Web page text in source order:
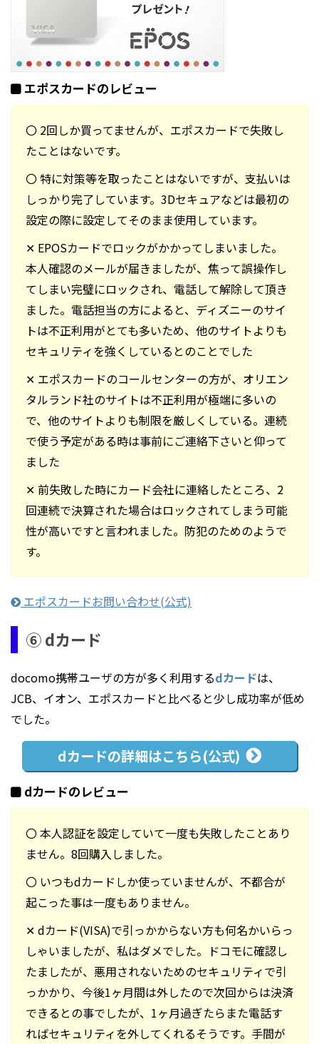
エポスカードのレビュー
〇 2回しか買ってませんが、エポスカードで失敗し
たことはないです。
〇 特に対策等を取ったことはないですが、支払いは
しっかり完了しています。3Dセキュアなどは最初の
設定の際に設定してそのまま使用しています。
✕ EPOSカードでロックがかかってしまいました。
本人確認のメールが届きましたが、焦って誤操作し
てしまい完璧にロックされ、電話して解除して頂き
ました。電話担当の方によると、ディズニーのサイ
トは不正利用がとても多いため、他のサイトよりも
セキュリティを強くしているとのことでした
✕ エポスカードのコールセンターの方が、オリエン
タルランド社のサイトは不正利用が極端に多いの
で、他のサイトよりも制限を厳しくしている。連続
で使う予定がある時は事前にご連絡下さいと仰って
ました
✕ 前失敗した時にカード会社に連絡したところ、2
回連続で決算された場合はロックされてしまう可能
性が高いですと言われました。防犯のためのようで
す。
エポスカードお問い合わせ(公式)
⑥ dカード
docomo携帯ユーザの方が多く利用するdカードは、
JCB、イオン、エポスカードと比べると少し成功率が低め
でした。
dカードの詳細はこちら(公式)
dカードのレビュー
〇 本人認証を設定していて一度も失敗したことあり
ません。8回購入しました。
〇 いつもdカードしか使っていませんが、不都合が
起こった事は一度もありません。
✕ dカード(VISA)で引っかからない方も何名かいらっ
しゃいましたが、私はダメでした。ドコモに確認し
たましたが、悪用されないためのセキュリティで引
っかかり、今後1ヶ月間は外したので次回からは決済
できるとの事でしたが、1ヶ月過ぎたらまた電話す
ればセキュリティを外してくれるそうです。手間が